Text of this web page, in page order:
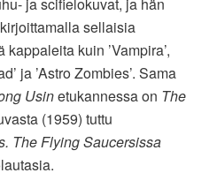
sellaisia
kuin ’Vampira’,
ja ’Astro Zombies’. Sama
Usinetukannessa on The
(1959) tuttu
The Flying Saucersissa